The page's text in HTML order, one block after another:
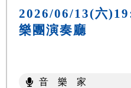
2026/06/13(六
樂團演奏廳
音 樂 家